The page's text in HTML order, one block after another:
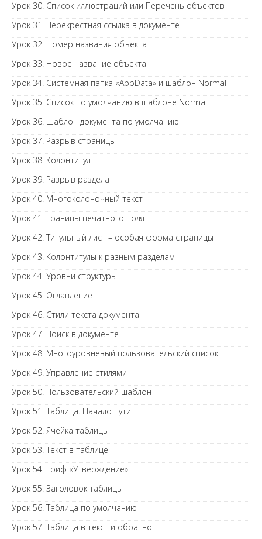
Урок 30. Список иллюстраций или Перечень объектов
Урок 31. Перекрестная ссылка в документе
Урок 32. Номер названия объекта
Урок 33. Новое название объекта
Урок 34. Системная папка «AppData» и шаблон Normal
Урок 35. Список по умолчанию в шаблоне Normal
Урок 36. Шаблон документа по умолчанию
Урок 37. Разрыв страницы
Урок 38. Колонтитул
Урок 39. Разрыв раздела
Урок 40. Многоколоночный текст
Урок 41. Границы печатного поля
Урок 42. Титульный лист – особая форма страницы
Урок 43. Колонтитулы к разным разделам
Урок 44. Уровни структуры
Урок 45. Оглавление
Урок 46. Стили текста документа
Урок 47. Поиск в документе
Урок 48. Многоуровневый пользовательский список
Урок 49. Управление стилями
Урок 50. Пользовательский шаблон
Урок 51. Таблица. Начало пути
Урок 52. Ячейка таблицы
Урок 53. Текст в таблице
Урок 54. Гриф «Утверждение»
Урок 55. Заголовок таблицы
Урок 56. Таблица по умолчанию
Урок 57. Таблица в текст и обратно